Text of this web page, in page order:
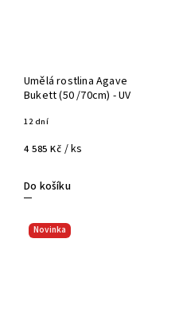
Umělá rostlina Agave
Bukett (50 /70cm) - UV
12 dní
4 585 Kč / ks
Do košíku
Novinka